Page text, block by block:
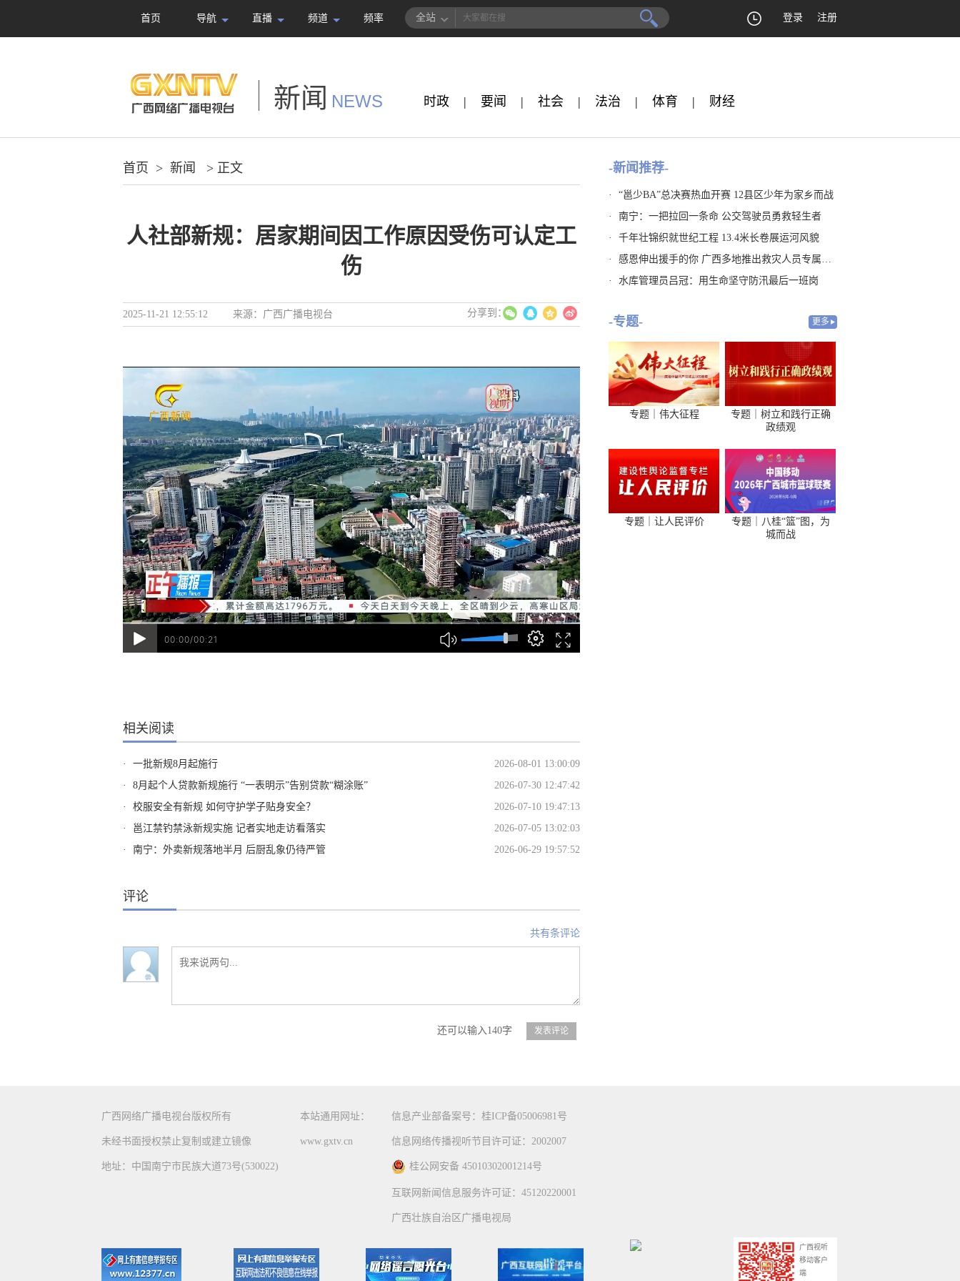
首页 导航 直播 频道 频率 全站 登录 注册
新闻 NEWS 时政 | 要闻 | 社会 | 法治 | 体育 | 财经
首页 > 新闻 > 正文
人社部新规：居家期间因工作原因受伤可认定工
伤
2025-11-21 12:55:12 来源： 广西广播电视台
00:00/00:21
相关阅读
· 一批新规8月起施行
2026-08-01 13:00:09
·
8月起个人贷款新规施行 “一表明示”告别贷款“糊涂账”
2026-07-30 12:47:42
·
校服安全有新规 如何守护学子贴身安全？
2026-07-10 19:47:13
·
邕江禁钓禁泳新规实施 记者实地走访看落实
2026-07-05 13:02:03
·
南宁：外卖新规落地半月 后厨乱象仍待严管 2026-06-29 19:57:52
评论
共有条评论
还可以输入140字
-新闻推荐-
·
“邕少BA”总决赛热血开赛 12县区少年为家乡而战
·
南宁：一把拉回一条命 公交驾驶员勇救轻生者
·
千年壮锦织就世纪工程 13.4米长卷展运河风貌
·
感恩伸出援手的你 广西多地推出救灾人员专属福利
·
水库管理员吕冠：用生命坚守防汛最后一班岗
-专题- 更多
专题｜伟大征程
专题｜树立和践行正确
政绩观
专题｜让人民评价
专题｜八桂“篮”图，为
城而战
广西网络广播电视台版权所有
未经书面授权禁止复制或建立镜像
地址：中国南宁市民族大道73号(530022)
本站通用网址：
www.gxtv.cn
信息产业部备案号：桂ICP备05006981号
信息网络传播视听节目许可证：2002007
桂公网安备 45010302001214号
互联网新闻信息服务许可证：45120220001
广西壮族自治区广播电视局
广西视听
移动客户
端